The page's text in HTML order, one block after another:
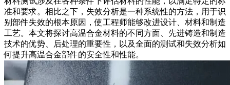
准和要求。相比之下， 失效分析是一种系统性的方法，用于识
别部件失效的根本原因，使工程师能够改进设计、材料和制造
工艺。本文将探讨高温合金材料的不同方面、先进铸造和制造
技术的优势、
后处理的重要性，以及全面的测试和失效分析如
何提升高温合金部件的安全性和性能。